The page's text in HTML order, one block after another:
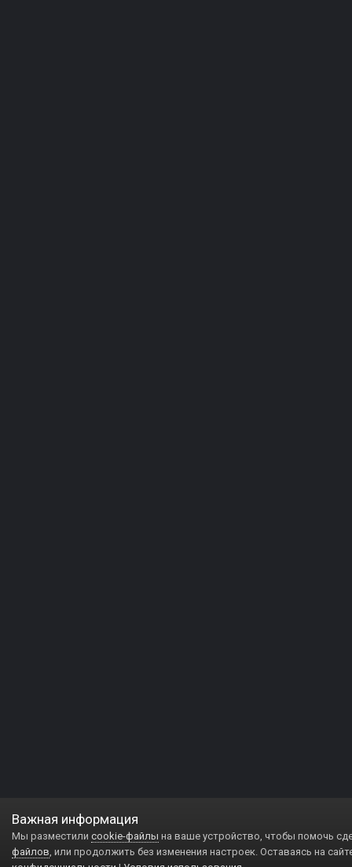
Важная информация
Мы разместили cookie-файлы на ваше устройство, чтобы помочь
файлов, или продолжить без изменения настроек. Оставаясь на